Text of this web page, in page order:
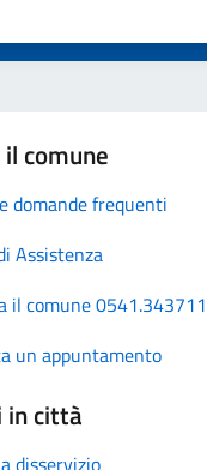
comune
domande frequenti
Assistenza
il comune 0541.343711
un appuntamento
in città